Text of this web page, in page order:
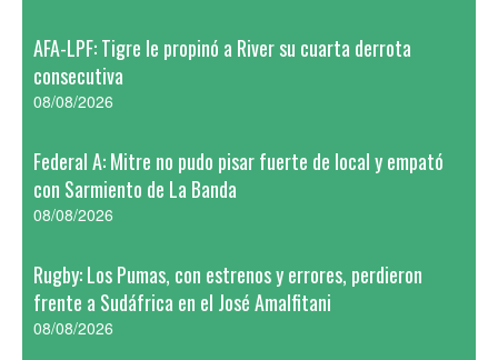
AFA-LPF: Tigre le propinó a River su cuarta derrota
consecutiva
08/08/2026
Federal A: Mitre no pudo pisar fuerte de local y empató
con Sarmiento de La Banda
08/08/2026
Rugby: Los Pumas, con estrenos y errores, perdieron
frente a Sudáfrica en el José Amalfitani
08/08/2026